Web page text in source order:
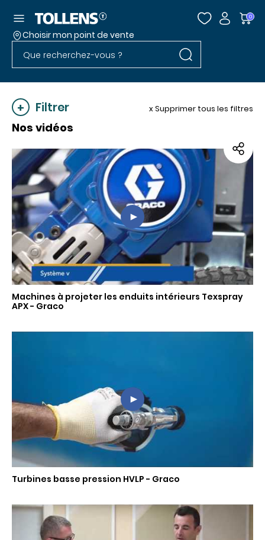
0
Passer la liste des magasins et aller au pied
Choisir mon point de vente
Rechercher dans le site Rechercher
Accéder au menu
Filtrer x Supprimer tous les filtres
Nos vidéos
Machines à projeter les enduits intérieurs Texspray
APX - Graco
Turbines basse pression HVLP - Graco